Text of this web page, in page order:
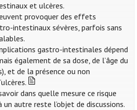
et ulcères.
provoquer des effets
intestinaux sévères, parfois sans
gastro-intestinales dépend
également de sa dose, de l’âge du
et de la présence ou non
dans quelle mesure ce risque
un autre reste l’objet de discussions.